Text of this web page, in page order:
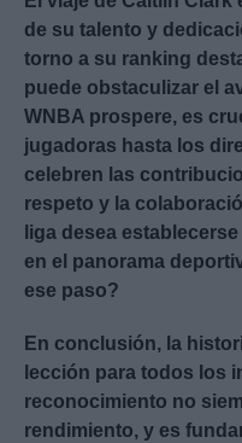
de su talento y
torno a su ranking
puede obstaculizar el
WNBA prospere, es
jugadoras hasta los
celebren las
respeto y la
liga desea
en el panorama
ese paso?
En conclusión, la
lección para todos los
reconocimiento no
rendimiento, y es